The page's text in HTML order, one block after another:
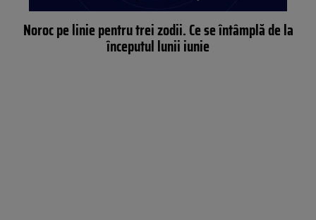
Noroc pe linie pentru trei zodii. Ce se întâmplă de la
începutul lunii iunie